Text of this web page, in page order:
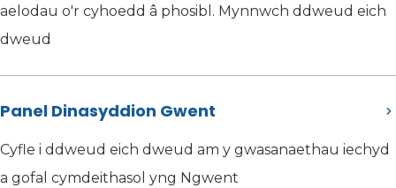
aelodau o'r cyhoedd â phosibl. Mynnwch ddweud eich
dweud
Panel Dinasyddion Gwent
Cyfle i ddweud eich dweud am y gwasanaethau iechyd
a gofal cymdeithasol yng Ngwent